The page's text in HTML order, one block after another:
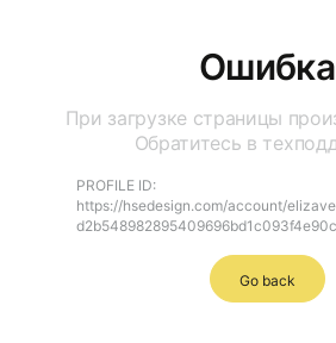
Ошибка
При загрузке страницы
Обратитесь в
PROFILE ID:
https://hsedesign.com/account/
Go back